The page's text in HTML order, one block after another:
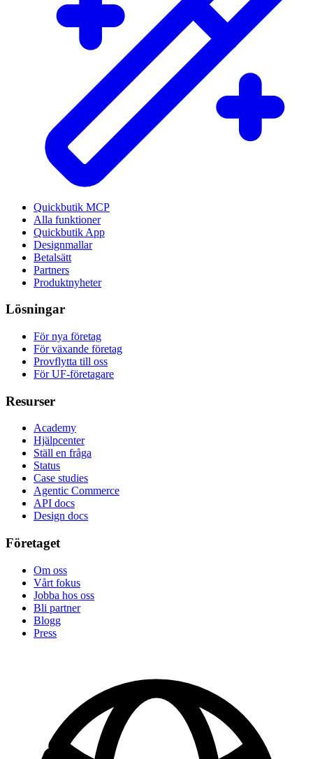
Quickbutik MCP
Alla funktioner
Quickbutik App
Designmallar
Betalsätt
Partners
Produktnyheter
Lösningar
För nya företag
För växande företag
Provflytta till oss
För UF-företagare
Resurser
Academy
Hjälpcenter
Ställ en fråga
Status
Case studies
Agentic Commerce
API docs
Design docs
Företaget
Om oss
Vårt fokus
Jobba hos oss
Bli partner
Blogg
Press